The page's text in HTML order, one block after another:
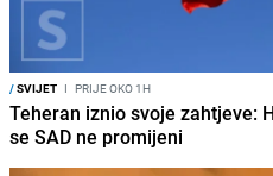
/SVIJET I PRIJE OKO 1H
Teheran iznio svoje zahtjeve:
se SAD ne promijeni